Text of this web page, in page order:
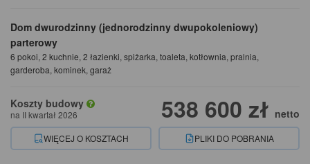
Dom dwurodzinny (jednorodzinny dwupokoleniowy)
parterowy
6 pokoi, 2 kuchnie, 2 łazienki, spiżarka, toaleta, kotłownia, pralnia,
garderoba, kominek, garaż
Koszty budowy
na II kwartał 2026 538 600 zł netto
WIĘCEJ O KOSZTACH PLIKI DO POBRANIA